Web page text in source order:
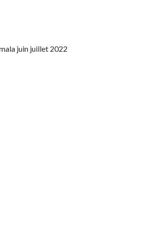
juin juillet 2022